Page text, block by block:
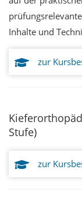
Inhalte und
zur
Stufe)
zur